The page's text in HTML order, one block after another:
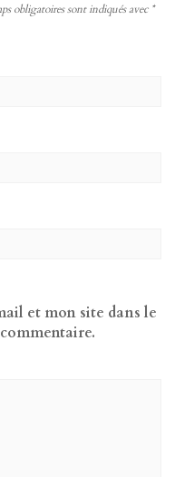
obligatoires sont indiqués avec *
et mon site dans le